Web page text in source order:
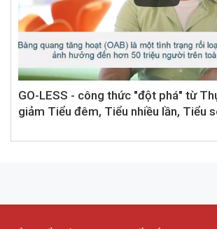
GO-LESS - công thức "đột phá" từ
giảm Tiểu đêm, Tiểu nhiều lần, Tiểu